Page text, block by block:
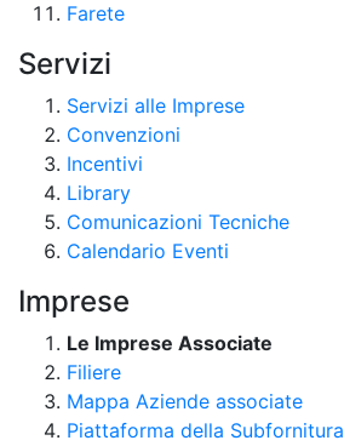
Farete
Servizi
Servizi alle Imprese
Convenzioni
Incentivi
Library
Comunicazioni Tecniche
Calendario Eventi
Imprese
Le Imprese Associate
Filiere
Mappa Aziende associate
Piattaforma della Subfornitura